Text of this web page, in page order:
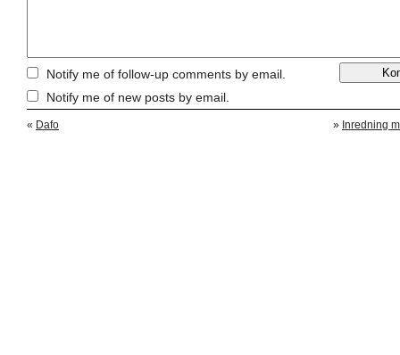
Notify me of follow-up comments by email.
Notify me of new posts by email.
« Dafo » Inredning